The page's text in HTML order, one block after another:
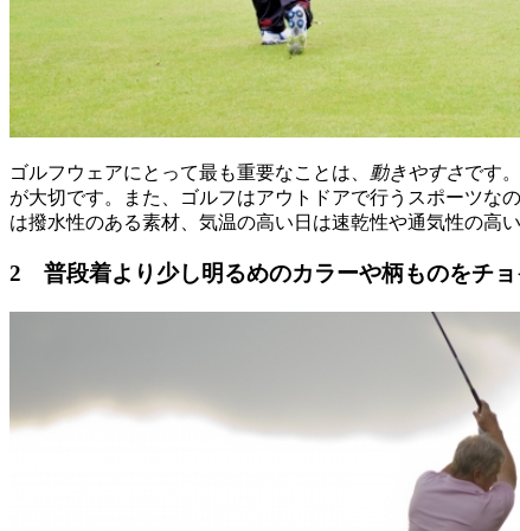
ゴルフウェアにとって最も重要なことは、 動きやすさです
が大切です。また、ゴルフはアウトドアで行うスポーツな
は撥水性のある素材、気温の高い日は速乾性や通気性の高い
2 普段着より少し明るめのカラーや柄ものをチョ